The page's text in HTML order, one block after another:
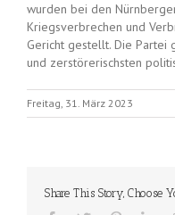
wurden bei den
Kriegsverbrechen und
Gericht gestellt. Die
und zerstörerischsten
Freitag, 31. März 2023
Share This Story, Choose